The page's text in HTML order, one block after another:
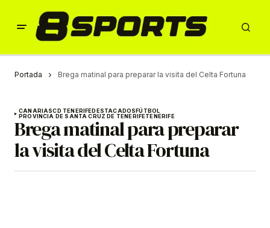
Portada Brega matinal para preparar la visita del Celta Fortuna
CANARIASCD TENERIFEDESTACADOSFÚTBOL
PROVINCIA DE SANTA CRUZ DE TENERIFETENERIFE
Brega matinal para preparar
la visita del Celta Fortuna